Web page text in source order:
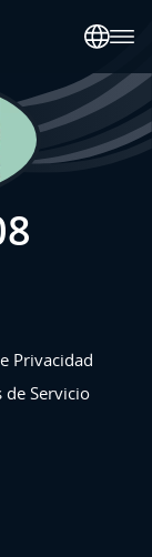
Privacidad
de Servicio